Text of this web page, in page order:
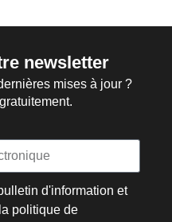
newsletter
mises à jour ?
d'information et
politique de